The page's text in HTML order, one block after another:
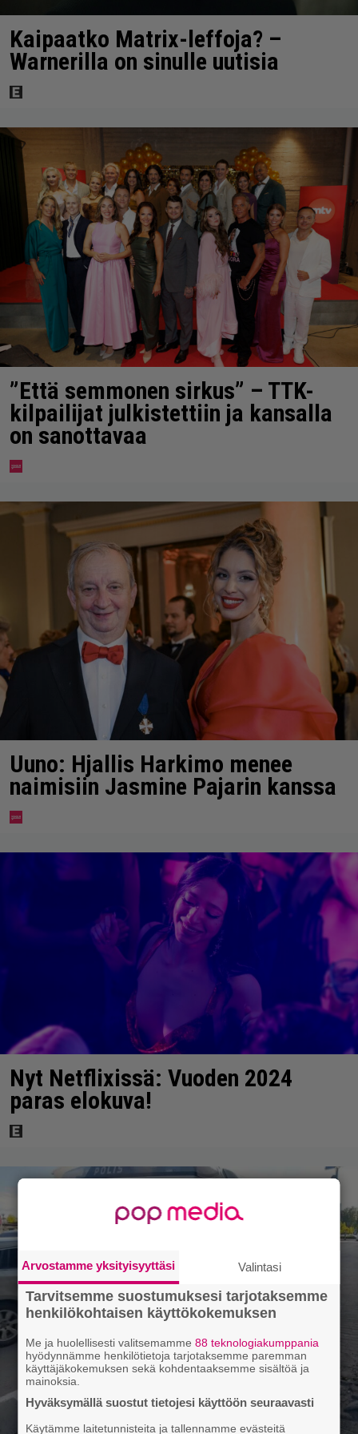
Kaipaatko Matrix-leffoja? –
Warnerilla on sinulle uutisia
”Että semmonen sirkus” – TTK-
kilpailijat julkistettiin ja kansalla
on sanottavaa
Uuno: Hjallis Harkimo menee
naimisiin Jasmine Pajarin kanssa
Nyt Netflixissä: Vuoden 2024
paras elokuva!
Arvostamme yksityisyyttäsi Valintasi
Tarvitsemme suostumuksesi tarjotaksemme
henkilökohtaisen käyttökokemuksen
Me ja huolellisesti valitsemamme88 teknologiakumppania
hyödynnämme henkilötietoja tarjotaksemme paremman
käyttäjäkokemuksen sekä kohdentaaksemme sisältöä ja
mainoksia.
Hyväksymällä suostut tietojesi käyttöön seuraavasti
Käytämme laitetunnisteita ja tallennamme evästeitä